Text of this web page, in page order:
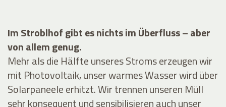
Im Stroblhof gibt es nichts im Überfluss – aber
von allem genug.
Mehr als die Hälfte unseres Stroms erzeugen wir
mit Photovoltaik, unser warmes Wasser wird über
Solarpaneele erhitzt. Wir trennen unseren Müll
sehr konsequent und sensibilisieren auch unser